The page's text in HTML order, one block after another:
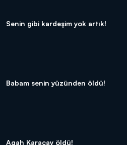
Senin gibi kardeşim yok artık!
Babam senin yüzünden öldü!
Agah Karaçay öldü!